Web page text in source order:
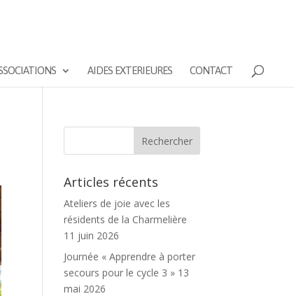
AIDES EXTERIEURES CONTACT
Articles récents
Ateliers de joie avec les
résidents de la Charmelière
11 juin 2026
Journée « Apprendre à porter
secours pour le cycle 3 » 13
mai 2026